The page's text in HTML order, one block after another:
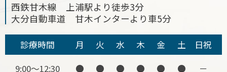
西鉄甘木線 上浦駅より徒歩3分
大分自動車道 甘木インターより車5分
診療時間 月 火 水 木 金 土
日祝
9:00～12:30
● ● ● ● ● ● －